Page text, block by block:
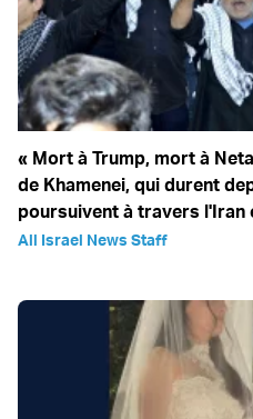
« Mort à Trump, mort à
de Khamenei, qui durent
poursuivent à travers l'Iran
All Israel News Staff